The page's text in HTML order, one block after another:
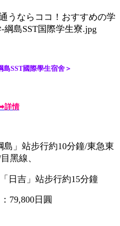
島SST國際學生宿舍＞
詳情
」站步行約10分鐘/東急東
黑線、
日吉」站步行約15分鐘
79,800日圓